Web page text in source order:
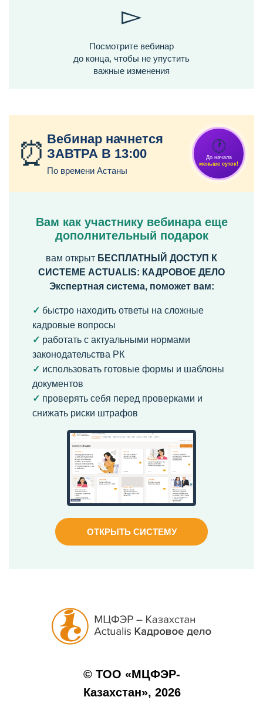
▻
Посмотрите вебинар
до конца, чтобы не упустить
важные изменения
⏰ Вебинар начнется
ЗАВТРА В 13:00
По времени Астаны
🕐
До начала
меньше суток!
Вам как участнику вебинара еще
дополнительный подарок
вам открыт БЕСПЛАТНЫЙ ДОСТУП К
СИСТЕМЕ ACTUALIS: КАДРОВОЕ ДЕЛО
Экспертная система, поможет вам:
быстро находить ответы на сложные
кадровые вопросы
работать с актуальными нормами
законодательства РК
использовать готовые формы и шаблоны
документов
проверять себя перед проверками и
снижать риски штрафов
ОТКРЫТЬ СИСТЕМУ
© ТОО «МЦФЭР-
Казахстан», 2026